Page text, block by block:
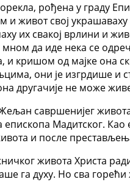
рођена у граду
живот свој
их свакој врлини и
да иде нека се
кришом од мајке она
они је изгрдише и
другачије не може
савршенијег
Мадитског.
и после
живота Христа
га духу. Но сва